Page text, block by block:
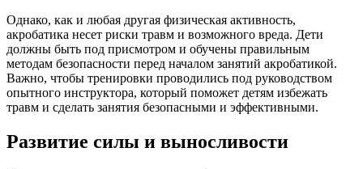
Однако, как и любая другая физическая активность,
акробатика несет риски травм и возможного вреда. Дети
должны быть под присмотром и обучены правильным
методам безопасности перед началом занятий акробатикой.
Важно, чтобы тренировки проводились под руководством
опытного инструктора, который поможет детям избежать
травм и сделать занятия безопасными и эффективными.
Развитие силы и выносливости